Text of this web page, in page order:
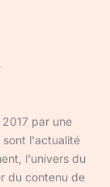
par une
sont l'actualité
l'univers du
du contenu de